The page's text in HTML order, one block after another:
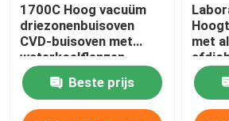
1700C Hoog vacuüm
driezonenbuisoven
CVD-buisoven met
waterkoelflenzen
Beste prijs
met